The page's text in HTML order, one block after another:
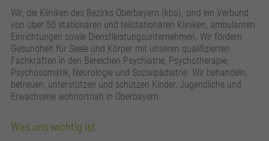
Wir, die Kliniken des Bezirks Oberbayern (kbo), sind ein Verbund
von über 50 stationären und teilstationären Kliniken, ambulanten
Einrichtungen sowie Dienstleistungsunternehmen. Wir fördern
Gesundheit für Seele und Körper mit unseren qualifizierten
Fachkräften in den Bereichen Psychiatrie, Psychotherapie,
Psychosomatik, Neurologie und Sozialpädiatrie. Wir behandeln,
betreuen, unterstützen und schützen Kinder, Jugendliche und
Erwachsene wohnortnah in Oberbayern.
Was uns wichtig ist